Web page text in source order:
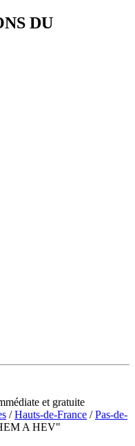
DU
et gratuite
/Hauts-de-France /Pas-de-
A HEV"